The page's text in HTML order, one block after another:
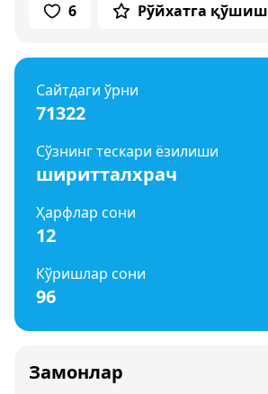
6 Рўйхатга қўшиш
Сайтдаги ўрни
71322
Сўзнинг тескари ёзилиши
ширитталхрач
Ҳарфлар сони
12
Кўришлар сони
96
Замонлар